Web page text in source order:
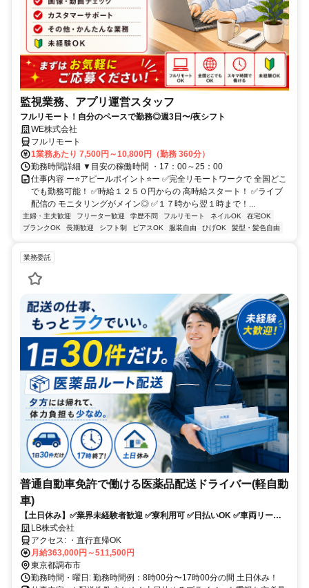
監視業務、アプリ運営スタッフ
フルリモート！自分のペースで勤務◎週3日〜/夜シフト
WE株式会社
フルリモート
1業務あたり 7,500円～10,800円（勤務 360分）
勤務時間詳細 ▼目安の稼働時間 ・17：00～25：00
仕事内容 ー⭐️アピールポイント⭐️ー ✅完全リモートワークで 全国どこ
でも勤務可能！ ✅時給１２５０円からの 高時給スタート！ ✅ライブ
配信の モニタリングがメイン◎ ✅１７時から翌１時まで！...
主婦・主夫歓迎 フリーター歓迎 学歴不問 フルリモート ネイルOK
在宅OK
ブランクOK
長期歓迎 シフト制 ピアスOK 服装自由 ひげOK 髪型・髪色自由
業務委託
普通自動車免許で働ける医薬品配送ドライバー(軽自動
車)
【土日休み】✅業界未経験者歓迎 ✅寮利用可 ✅日払いOK ✅車両リース
可！✅配送件数少なめ
LB株式会社
アクセス: ・直行直帰OK
月給363,000円～511,500円
東京都調布市
勤務時間・曜日: 勤務時間例：8時00分〜17時00分の間 土日休み！